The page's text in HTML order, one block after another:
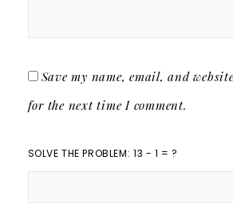
Save my name, email, and
for the next time I comment.
SOLVE THE PROBLEM: 13 - 1 = ?